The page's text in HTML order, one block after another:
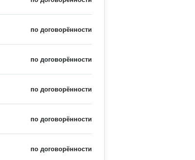
по договорённости
по договорённости
по договорённости
по договорённости
по договорённости